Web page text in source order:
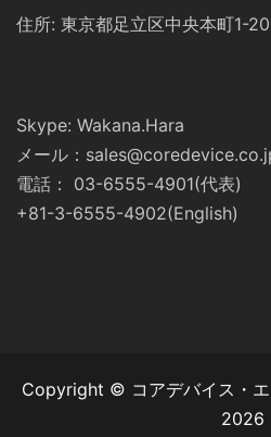
住所: 東京都足立区中央本町1-
Skype: Wakana.Hara
メール：
電話： 03-6555-4901(代表)
+81-3-6555-4902(English)
Copyright © コアデバイス・エ
2026